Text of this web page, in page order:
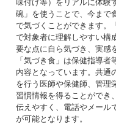
味付け等）をリアルに体験
碗」を使うことで、今まで
で気づくことができます。
で対象者に理解しやすい構
要な点に自ら気づき、実感
「気づき食」は保健指導
内容となっています。共通
を行う医師や保健師、管理
習慣情報を得ることができ
伝えやすく、電話やメール
が可能となります。